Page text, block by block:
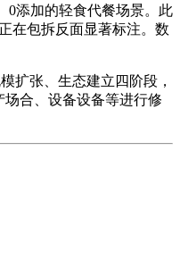
0添加的轻食代餐场景。此
在包拆反面显著标注。数
扩张、生态建立四阶段，
合、设备设备等进行修